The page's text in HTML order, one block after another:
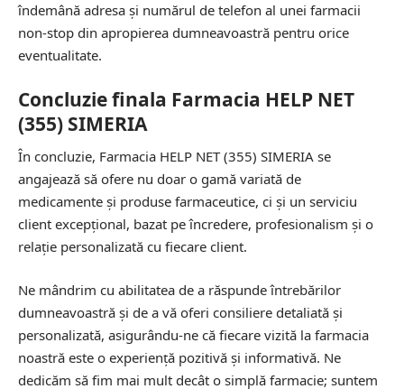
îndemână adresa și numărul de telefon al unei farmacii
non-stop din apropierea dumneavoastră pentru orice
eventualitate.
Concluzie finala Farmacia HELP NET
(355) SIMERIA
În concluzie, Farmacia HELP NET (355) SIMERIA se
angajează să ofere nu doar o gamă variată de
medicamente și produse farmaceutice, ci și un serviciu
client excepțional, bazat pe încredere, profesionalism și o
relație personalizată cu fiecare client.
Ne mândrim cu abilitatea de a răspunde întrebărilor
dumneavoastră și de a vă oferi consiliere detaliată și
personalizată, asigurându-ne că fiecare vizită la farmacia
noastră este o experiență pozitivă și informativă. Ne
dedicăm să fim mai mult decât o simplă farmacie; suntem